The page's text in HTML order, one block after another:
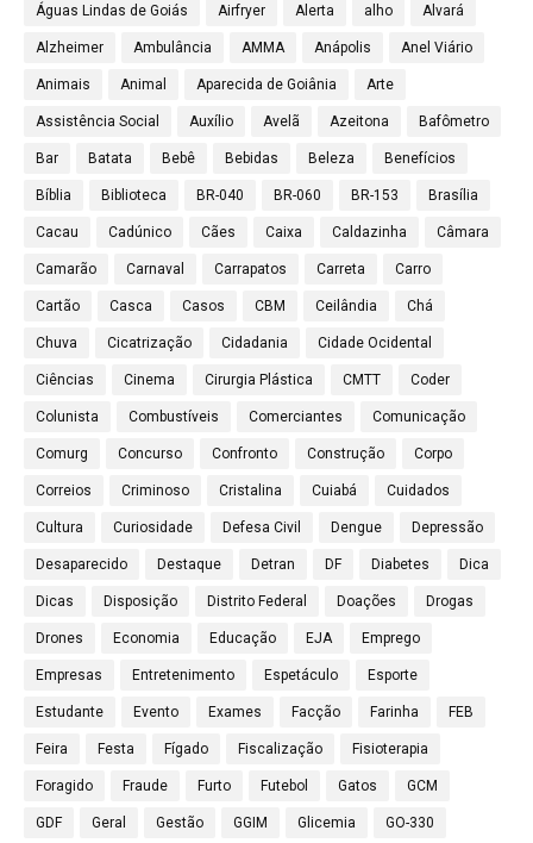
Águas Lindas de Goiás Airfryer Alerta alho Alvará
Alzheimer Ambulância AMMA Anápolis Anel Viário
Animais Animal Aparecida de Goiânia Arte
Assistência Social Auxílio Avelã Azeitona Bafômetro
Bar Batata Bebê Bebidas Beleza Benefícios
Bíblia Biblioteca BR-040 BR-060 BR-153 Brasília
Cacau Cadúnico Cães Caixa Caldazinha Câmara
Camarão Carnaval Carrapatos Carreta Carro
Cartão Casca Casos CBM Ceilândia Chá
Chuva Cicatrização Cidadania Cidade Ocidental
Ciências Cinema Cirurgia Plástica CMTT Coder
Colunista Combustíveis Comerciantes Comunicação
Comurg Concurso Confronto Construção Corpo
Correios Criminoso Cristalina Cuiabá Cuidados
Cultura Curiosidade Defesa Civil Dengue Depressão
Desaparecido Destaque Detran DF Diabetes Dica
Dicas Disposição Distrito Federal Doações Drogas
Drones Economia Educação EJA Emprego
Empresas Entretenimento Espetáculo Esporte
Estudante Evento Exames Facção Farinha FEB
Feira Festa Fígado Fiscalização Fisioterapia
Foragido Fraude Furto Futebol Gatos GCM
GDF Geral Gestão GGIM Glicemia GO-330